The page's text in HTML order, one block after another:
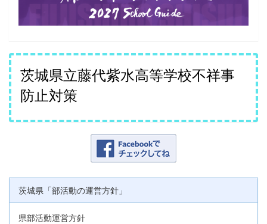
茨城県立藤代紫水高等学校不祥事
防止対策
茨城県「部活動の運営方針」
県部活動運営方針